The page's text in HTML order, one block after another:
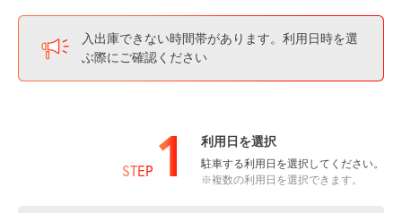
入出庫できない時間帯があります。利用日時を選
ぶ際にご確認ください
STEP 1 利用日を選択
駐車する利用日を選択してください。
※複数の利用日を選択できます。